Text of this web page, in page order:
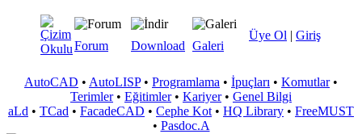
Üye Ol | Giriş
Forum Download Galeri
AutoCAD • AutoLISP• Programlama • İpuçları • Komutlar•
Terimler• Eğitimler• Kariyer• Genel Bilgi
aLd • TCad • FacadeCAD • Cephe Kot • HQ Library • FreeMUST
• Pasdoc.A